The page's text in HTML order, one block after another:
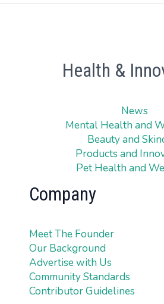
Health &
News
Mental Health and
Beauty and
Products and
Pet Health and
Company
Meet The Founder
Our Background
Advertise with Us
Community Standards
Contributor Guidelines